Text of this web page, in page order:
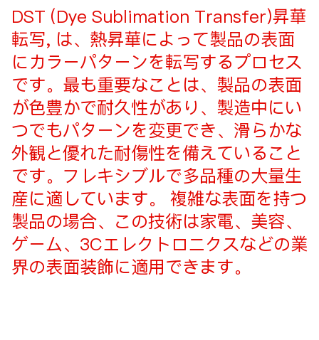
DST (Dye Sublimation Transfer)昇華
転写, は、熱昇華によって製品の表面
にカラーパターンを転写するプロセス
です。最も重要なことは、製品の表面
が色豊かで耐久性があり、製造中にい
つでもパターンを変更でき、滑らかな
外観と優れた耐傷性を備えていること
です。フレキシブルで多品種の大量生
産に適しています。 複雑な表面を持つ
製品の場合、この技術は家電、美容、
ゲーム、3Cエレクトロニクスなどの業
界の表面装飾に適用できます。